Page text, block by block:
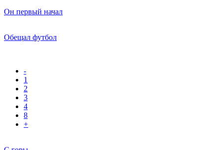
Он первый начал
Обещал футбол
-
1
2
3
4
8
+